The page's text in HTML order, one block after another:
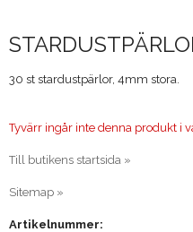
30 st stardustpärlor, 4mm stora.
Tyvärr ingår inte denna produkt i
Till butikens startsida »
Sitemap »
Artikelnummer: